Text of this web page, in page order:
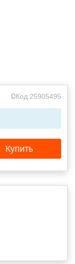
Код:25905495
Купить